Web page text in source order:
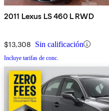
2011 Lexus LS 460 L RWD
$13,308 Sin calificación
Incluye tarifas de conc.